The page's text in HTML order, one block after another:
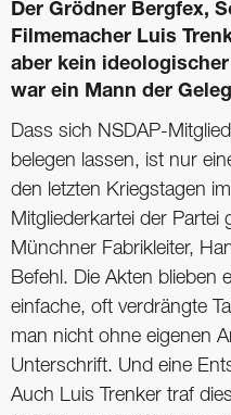
Der Grödner Bergfex,
Filmemacher Luis
aber kein
war ein Mann der
Dass sich NSDAP-
belegen lassen, ist nur
den letzten Kriegstagen
Mitgliederkartei der Partei
Münchner Fabrikleiter,
Befehl. Die Akten blieben
einfache, oft verdrängte
man nicht ohne eigenen
Unterschrift. Und eine
Auch Luis Trenker traf